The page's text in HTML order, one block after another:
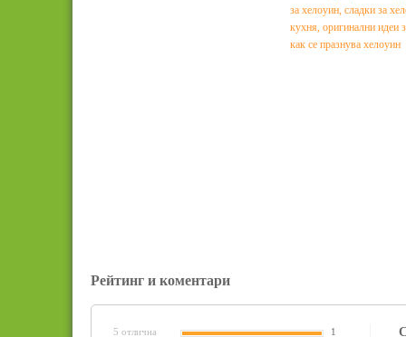
за хелоуин, сладки за
кухня, оригинални идеи
как се празнува хелоуин
Рейтинг и коментари
5 отлична 1